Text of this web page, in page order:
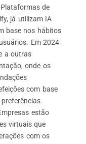
de
já utilizam IA
base nos hábitos
Em 2024
a outras
onde os
com base
estão
virtuais que
com os